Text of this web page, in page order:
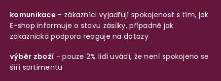
komunikace - zákazníci vyjadřují spokojenost s tím, jak
E-shop informuje o stavu zásilky, případně jak
zákaznická podpora reaguje na dotazy
výběr zboží - pouze 2% lidí uvádí, že není spokojeno se
šíří sortimentu